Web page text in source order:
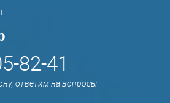
82-41
ответим на вопросы